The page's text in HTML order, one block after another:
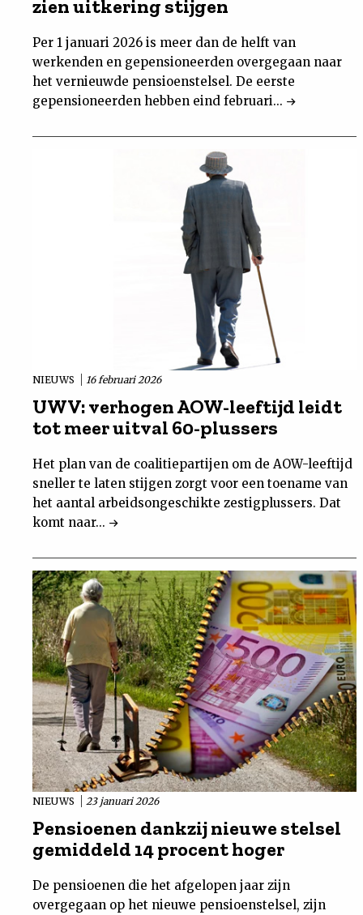
zien uitkering stijgen
Per 1 januari 2026 is meer dan de helft van
werkenden en gepensioneerden overgegaan naar
het vernieuwde pensioenstelsel. De eerste
gepensioneerden hebben eind februari...
NIEUWS 16 februari 2026
UWV: verhogen AOW-leeftijd leidt
tot meer uitval 60-plussers
Het plan van de coalitiepartijen om de AOW-leeftijd
sneller te laten stijgen zorgt voor een toename van
het aantal arbeidsongeschikte zestigplussers. Dat
komt naar...
NIEUWS 23 januari 2026
Pensioenen dankzij nieuwe stelsel
gemiddeld 14 procent hoger
De pensioenen die het afgelopen jaar zijn
overgegaan op het nieuwe pensioenstelsel, zijn